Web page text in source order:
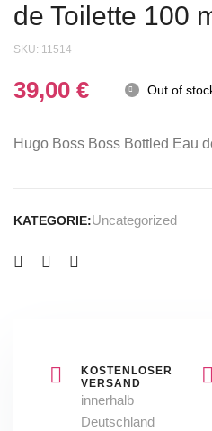
EDT
Herren
de
de Toilette 100
SKU: 11514
39,00 € Out of
Hugo Boss Boss Bottled Eau
KATEGORIE:Uncategorized
KOSTENLOSER
VERSAND
innerhalb
Deutschland